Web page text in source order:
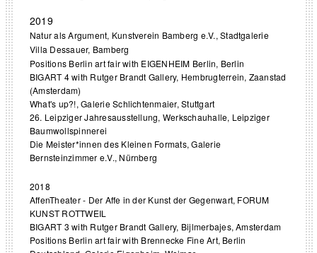
2019
Natur als Argument, Kunstverein Bamberg e.V., Stadtgalerie
Villa Dessauer, Bamberg
Positions Berlin art fair with EIGENHEIM Berlin, Berlin
BIGART 4 with Rutger Brandt Gallery, Hembrugterrein, Zaanstad
(Amsterdam)
What's up?!, Galerie Schlichtenmaier, Stuttgart
26. Leipziger Jahresausstellung, Werkschauhalle, Leipziger
Baumwollspinnerei
Die Meister*innen des Kleinen Formats, Galerie
Bernsteinzimmer e.V., Nürnberg
2018
AffenTheater - Der Affe in der Kunst der Gegenwart, FORUM
KUNST ROTTWEIL
BIGART 3 with Rutger Brandt Gallery, Bijlmerbajes, Amsterdam
Positions Berlin art fair with Brennecke Fine Art, Berlin